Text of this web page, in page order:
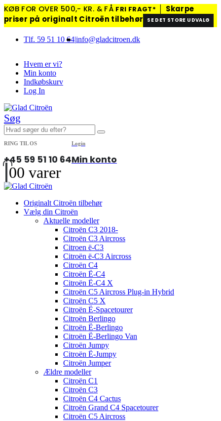
KØB FOR OVER 500,- KR. & FÅ FRI FRAGT*
Skarpe
priser på originalt Citroën tilbehør
SE DET STORE UDVALG
Tlf. 59 51 10 64|info@gladcitroen.dk
Hvem er vi?
Min konto
Indkøbskurv
Log In
Søg
RING TIL OS
+45 59 51 10 64
Login
Min konto
00 varer
Originalt Citroën tilbehør
Vælg din Citroën
Aktuelle modeller
Citroën C3 2018-
Citroën C3 Aircross
Citroen ë-C3
Citroën ë-C3 Aircross
Citroën C4
Citroën Ë-C4
Citroën Ë-C4 X
Citroën C5 Aircross Plug-in Hybrid
Citroën C5 X
Citroën Ë-Spacetourer
Citroën Berlingo
Citroën Ë-Berlingo
Citroën Ë-Berlingo Van
Citroën Jumpy
Citroën Ë-Jumpy
Citroën Jumper
Ældre modeller
Citroën C1
Citroën C3
Citroën C4 Cactus
Citroën Grand C4 Spacetourer
Citroën C5 Aircross